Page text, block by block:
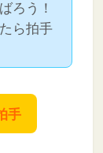
ろう！
ら拍手
手